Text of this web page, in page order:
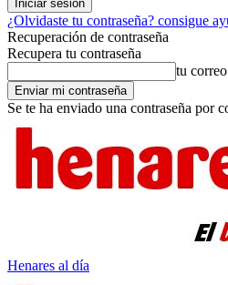
¿Olvidaste tu contraseña? consigue
Recuperación de contraseña
Recupera tu contraseña
tu
Se te ha enviado una contraseña por
Henares al día